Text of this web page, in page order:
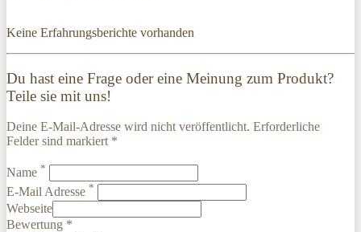
Keine Erfahrungsberichte vorhanden
Du hast eine Frage oder eine Meinung zum Produkt?
Teile sie mit uns!
Deine E-Mail-Adresse wird nicht veröffentlicht. Erforderliche
Felder sind markiert *
Name *
E-Mail Adresse *
Webseite
Bewertung *